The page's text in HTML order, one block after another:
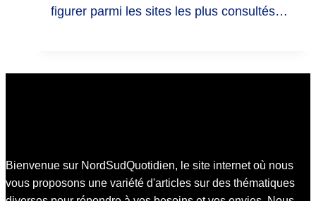
figurer parmi les sites les plus consultés…
Bienvenue sur NordSudQuotidien, le site internet où nous
vous proposons une variété d'articles sur des thématiques